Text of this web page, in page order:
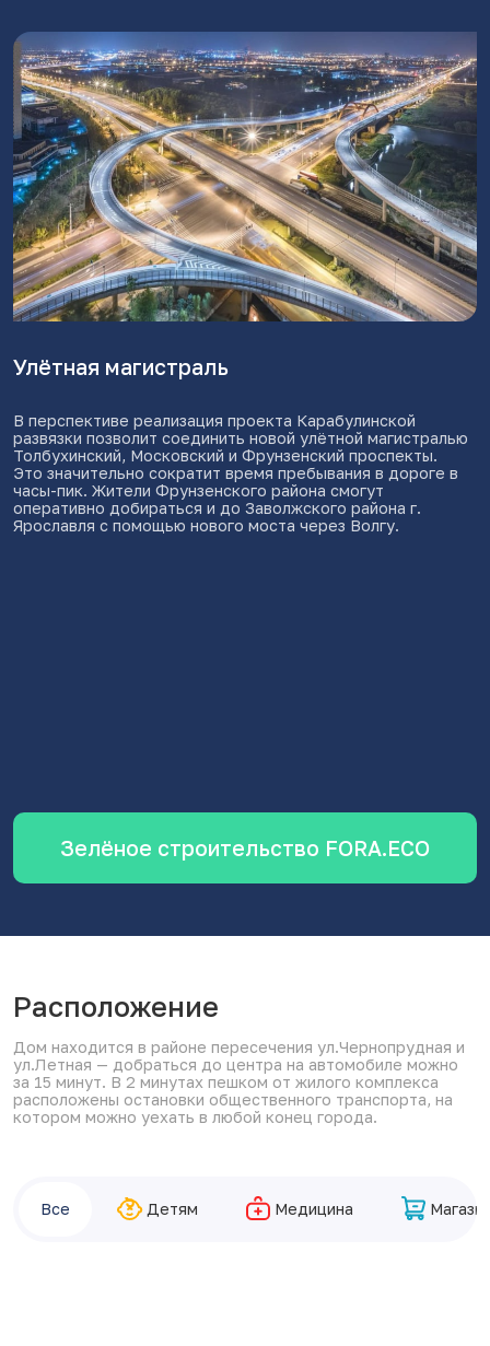
разделена по принципу не пересечения пешеходных и
автомобильных потоков. Внутренний двор (пешеходная
зона) спроектирован в единой плоскости – без бордюров
и ступенек, с уклонами для съезда на коляске.
Для любителей велосипедов и самокатов будет
организована современная открытая велопарковка.
В озеленении двора будут использованы
Зелёное строительство FORA.ECO
Расположение
Дом находится в районе пересечения ул.Чернопрудная и
ул.Летная — добраться до центра на автомобиле можно
за 15 минут. В 2 минутах пешком от жилого комплекса
расположены остановки общественного транспорта, на
котором можно уехать в любой конец города.
Все Детям Медицина